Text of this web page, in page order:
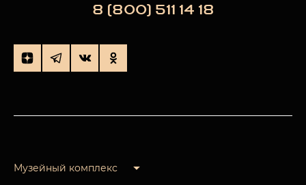
8 (800) 511 14 18
Музейный комплекс